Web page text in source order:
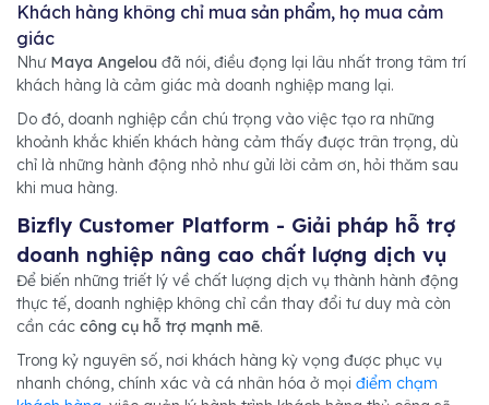
Khách hàng không chỉ mua sản phẩm, họ mua cảm
giác
Như Maya Angelou đã nói, điều đọng lại lâu nhất trong tâm trí
khách hàng là cảm giác mà doanh nghiệp mang lại.
Do đó, doanh nghiệp cần chú trọng vào việc tạo ra những
khoảnh khắc khiến khách hàng cảm thấy được trân trọng, dù
chỉ là những hành động nhỏ như gửi lời cảm ơn, hỏi thăm sau
khi mua hàng.
Bizfly Customer Platform - Giải pháp hỗ trợ
doanh nghiệp nâng cao chất lượng dịch vụ
Để biến những triết lý về chất lượng dịch vụ thành hành động
thực tế, doanh nghiệp không chỉ cần thay đổi tư duy mà còn
cần các công cụ hỗ trợ mạnh mẽ.
Trong kỷ nguyên số, nơi khách hàng kỳ vọng được phục vụ
nhanh chóng, chính xác và cá nhân hóa ở mọi điểm chạm